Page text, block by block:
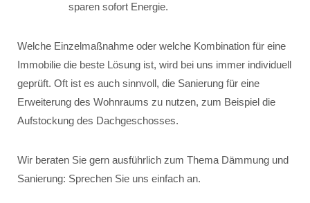
sparen sofort Energie.
Welche Einzelmaßnahme oder welche Kombination für eine
Immobilie die beste Lösung ist, wird bei uns immer individuell
geprüft. Oft ist es auch sinnvoll, die Sanierung für eine
Erweiterung des Wohnraums zu nutzen, zum Beispiel die
Aufstockung des Dachgeschosses.
Wir beraten Sie gern ausführlich zum Thema Dämmung und
Sanierung: Sprechen Sie uns einfach an.